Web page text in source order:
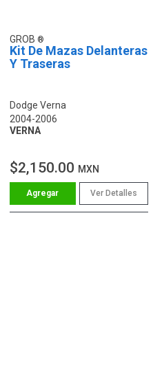
GROB
Kit De Mazas Delanteras
Y Traseras
Dodge Verna
2004-2006
VERNA
$2,150.00 MXN
Ver Detalles